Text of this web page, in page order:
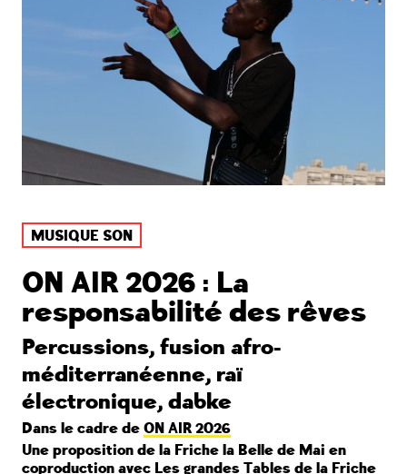
MUSIQUE SON
ON AIR 2026 : La
responsabilité des rêves
Percussions, fusion afro-
méditerranéenne, raï
électronique, dabke
Dans le cadre de ON AIR 2026
Une proposition de la Friche la Belle de Mai en
coproduction avec Les grandes Tables de la Friche